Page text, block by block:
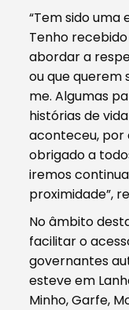
“Tem sido
Tenho
abordar a
ou que
me. Algumas
histórias de
aconteceu, por
obrigado a
iremos
proximidade”,
No âmbito
facilitar o
governantes
esteve em
Minho, Garfe,